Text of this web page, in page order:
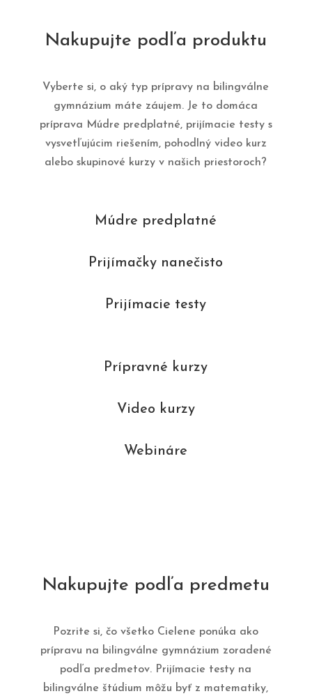
Nakupujte podľa produktu
Vyberte si, o aký typ prípravy na bilingválne
gymnázium máte záujem. Je to domáca
príprava Múdre predplatné, prijímacie testy s
vysvetľujúcim riešením, pohodlný video kurz
alebo skupinové kurzy v našich priestoroch?
Múdre predplatné
Prijímačky nanečisto
Prijímacie testy
Prípravné kurzy
Video kurzy
Webináre
Nakupujte podľa predmetu
Pozrite si, čo všetko Cielene ponúka ako
prípravu na bilingválne gymnázium zoradené
podľa predmetov. Prijímacie testy na
bilingválne štúdium môžu byť z matematiky,